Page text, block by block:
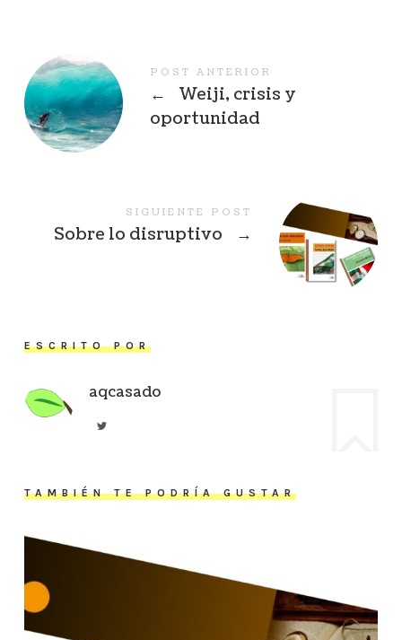
POST ANTERIOR
←
Weiji, crisis y
oportunidad
SIGUIENTE POST
Sobre lo disruptivo →
ESCRITO POR
aqcasado
TAMBIÉN TE PODRÍA GUSTAR